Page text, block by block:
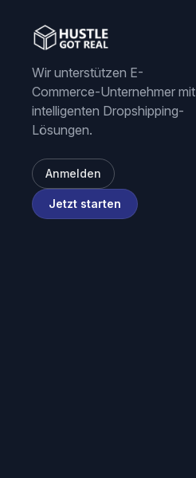
Wir unterstützen E-
Commerce-Unternehmer mit
intelligenten Dropshipping-
Lösungen.
Anmelden
Jetzt starten